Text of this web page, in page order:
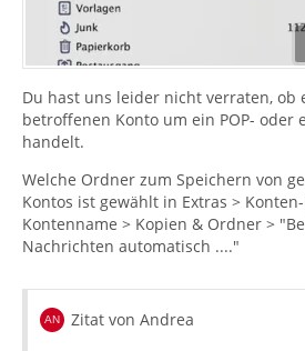
Du hast uns leider nicht verraten, ob
betroffenen Konto um ein POP- oder
handelt.
Welche Ordner zum Speichern von
Kontos ist gewählt in Extras >
Kontenname > Kopien & Ordner >
Nachrichten automatisch ...."
Zitat von Andrea